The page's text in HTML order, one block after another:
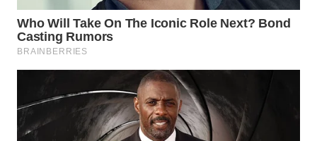
WAHANANEWS
CO ID
WAHANANEWS